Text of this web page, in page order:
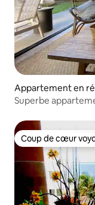
Appartement en
Superbe
Coup de cœur
Coup de cœur